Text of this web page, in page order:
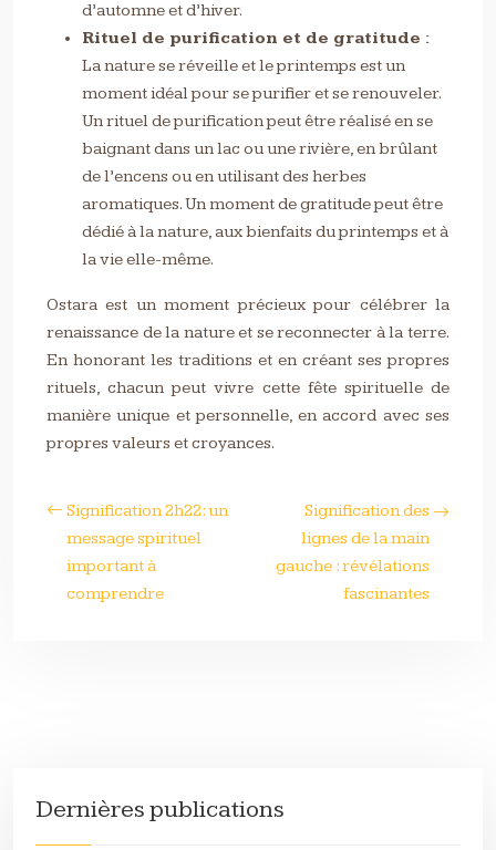
d’automne et d’hiver.
Rituel de purification et de gratitude :
La nature se réveille et le printemps est un
moment idéal pour se purifier et se renouveler.
Un rituel de purification peut être réalisé en se
baignant dans un lac ou une rivière, en brûlant
de l’encens ou en utilisant des herbes
aromatiques. Un moment de gratitude peut être
dédié à la nature, aux bienfaits du printemps et à
la vie elle-même.
Ostara est un moment précieux pour célébrer la
renaissance de la nature et se reconnecter à la terre.
En honorant les traditions et en créant ses propres
rituels, chacun peut vivre cette fête spirituelle de
manière unique et personnelle, en accord avec ses
propres valeurs et croyances.
Signification 2h22: un
message spirituel
important à
comprendre
Signification des
lignes de la main
gauche : révélations
fascinantes
Dernières publications